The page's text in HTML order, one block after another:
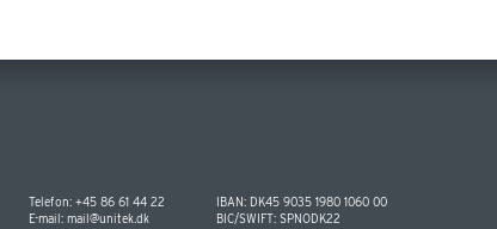
Telefon: +45 86 61 44 22
E-mail: mail@unitek.dk
IBAN: DK45 9035 1980 1060 00
BIC/SWIFT: SPNODK22